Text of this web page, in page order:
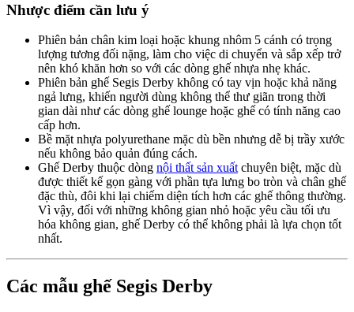
Nhược điểm cần lưu ý
Phiên bản chân kim loại hoặc khung nhôm 5 cánh có trọng
lượng tương đối nặng, làm cho việc di chuyển và sắp xếp trở
nên khó khăn hơn so với các dòng ghế nhựa nhẹ khác.
Phiên bản ghế Segis Derby không có tay vịn hoặc khả năng
ngả lưng, khiến người dùng không thể thư giãn trong thời
gian dài như các dòng ghế lounge hoặc ghế có tính năng cao
cấp hơn.
Bề mặt nhựa polyurethane mặc dù bền nhưng dễ bị trầy xước
nếu không bảo quản đúng cách.
Ghế Derby thuộc dòng nội thất sản xuất chuyên biệt, mặc dù
được thiết kế gọn gàng với phần tựa lưng bo tròn và chân ghế
đặc thù, đôi khi lại chiếm diện tích hơn các ghế thông thường.
Vì vậy, đối với những không gian nhỏ hoặc yêu cầu tối ưu
hóa không gian, ghế Derby có thể không phải là lựa chọn tốt
nhất.
Các mẫu ghế Segis Derby